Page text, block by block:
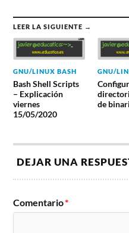
LEER LA SIGUIENTE →
GNU/LINUX BASH
Bash Shell Scripts
– Explicación
viernes
15/05/2020
GNU/
de
DEJAR UNA
Comentario*